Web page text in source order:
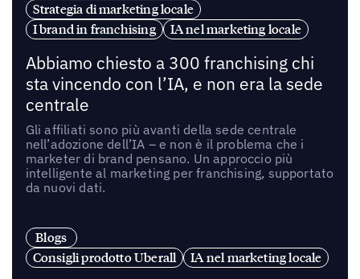
Strategia di marketing locale
I brand in franchising
IA nel marketing locale
Abbiamo chiesto a 300 franchising chi
sta vincendo con l’IA, e non era la sede
centrale
Gli affiliati sono più avanti della sede centrale
nell’adozione dell’IA – e non è il problema che i
marketer di brand pensano. Un approccio più
intelligente al marketing per franchising, supportato
da nuovi dati.
Blogs
Consigli prodotto Uberall
IA nel marketing locale